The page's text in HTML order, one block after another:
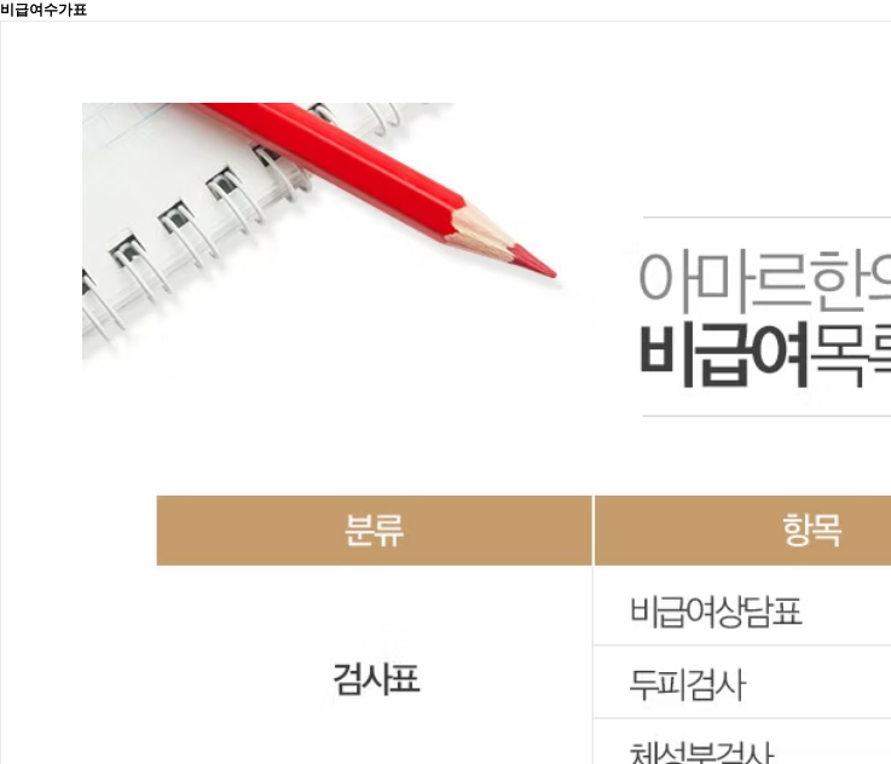
비급여수가표